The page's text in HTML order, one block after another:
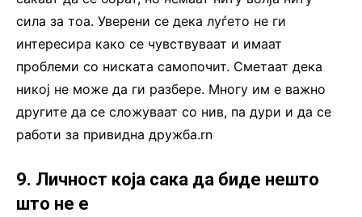
сила за тоа. Уверени се дека луѓето не ги
интересира како се чувствуваат и имаат
проблеми со ниската самопочит. Сметаат дека
никој не може да ги разбере. Многу им е важно
другите да се сложуваат со нив, па дури и да се
работи за привидна дружба.rn
9. Личност која сака да биде нешто
што не е